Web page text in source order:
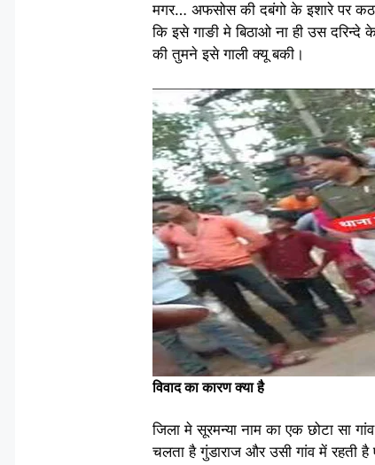
मगर… अफसोस की दबंगो के इशारे पर
कि इसे गाङी मे बिठाओ ना ही उस दरिन्दे
की तुमने इसे गाली क्यू बकी।
विवाद का कारण क्या है
जिला मे सूरमन्या नाम का एक छोटा सा
चलता है गुंडाराज और उसी गांव में रहती